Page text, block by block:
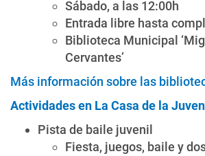
Sábado, a las 12:00h
Entrada libre hasta
Biblioteca Municipal
Cervantes’
Más información sobre las
Actividades en La Casa de la
Pista de baile juvenil
Fiesta, juegos, baile y